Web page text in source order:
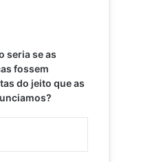
seria se as
fossem
do jeito que as